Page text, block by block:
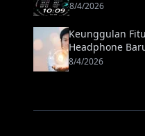
8/4/2026
Keunggulan
Headphone
8/4/2026